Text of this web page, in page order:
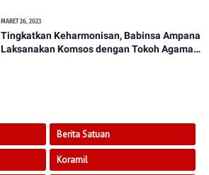
MARET 26, 2023
Tingkatkan Keharmonisan, Babinsa Ampana
Laksanakan Komsos dengan Tokoh Agama
Berita Satuan
Koramil